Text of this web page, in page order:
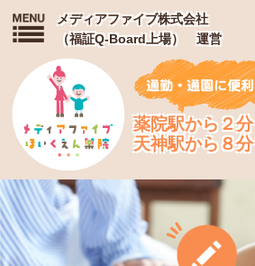
メディアファイブ株式会社
（福証Q-Board上場） 運営
薬院駅から２分
天神駅から８分